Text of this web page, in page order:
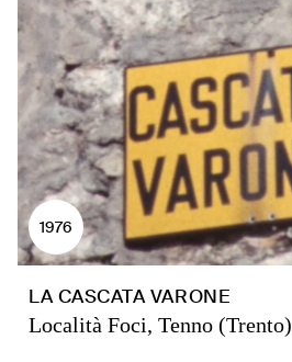
1976
LA CASCATA VARONE
Località Foci, Tenno (Trento)